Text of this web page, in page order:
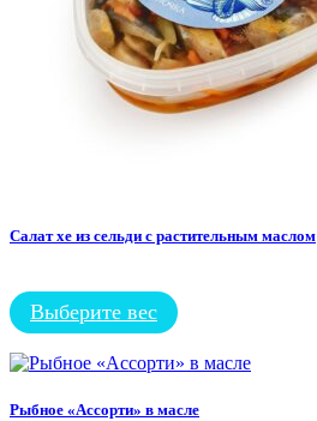
Салат хе из сельди с растительным маслом
Выберите вес
Этот
имеет
вариаций.
Рыбное «Ассорти» в масле